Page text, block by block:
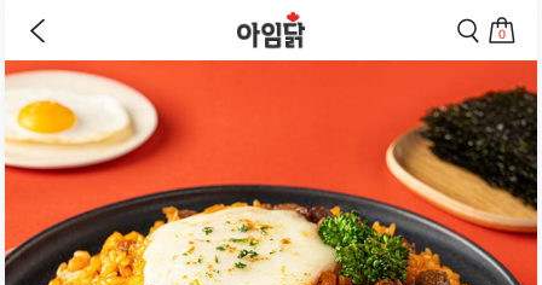
전
이
로
이
동
하
색
로
이
동
하
기
0
바
구
니
로
이
동
하
기
상
상
세
페